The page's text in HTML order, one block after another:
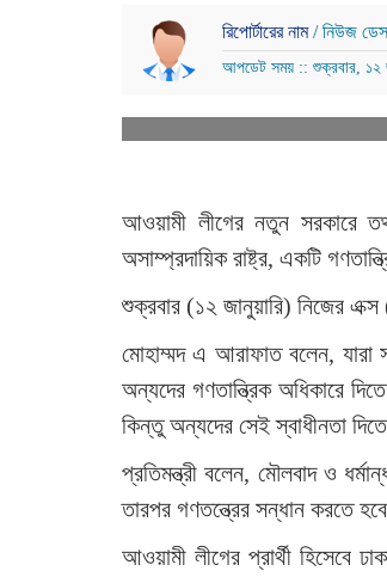
রিপোর্টারের নাম/ নিউজ
আপডেট সময় :: শুক্রবার, ১২
আওয়ামী লীগের নতুন সরকারে
অসাম্প্রদায়িক রাষ্ট্র, একটি
শুক্রবার (১২ জানুয়ারি) নিজের
মোহাম্মদ এ আরাফাত বলেন, যারা
অন্যদের গণতান্ত্রিক অধিকারে
কিন্তু অন্যদের সেই স্বাধীনতা
প্রতিমন্ত্রী বলেন, মৌলবাদ ও
তারপর গণতন্ত্রের সন্ধান করতে
আওয়ামী লীগের প্রার্থী হিসেবে